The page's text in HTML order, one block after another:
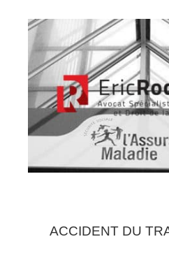
ACCIDENT DU